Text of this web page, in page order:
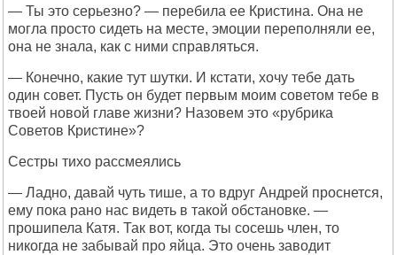
— Ты это серьезно? — перебила ее Кристина. Она не
могла просто сидеть на месте, эмоции переполняли ее,
она не знала, как с ними справляться.
— Конечно, какие тут шутки. И кстати, хочу тебе дать
один совет. Пусть он будет первым моим советом тебе в
твоей новой главе жизни? Назовем это «рубрика
Советов Кристине»?
Сестры тихо рассмеялись
— Ладно, давай чуть тише, а то вдруг Андрей проснется,
ему пока рано нас видеть в такой обстановке. —
прошипела Катя. Так вот, когда ты сосешь член, то
никогда не забывай про яйца. Это очень заводит